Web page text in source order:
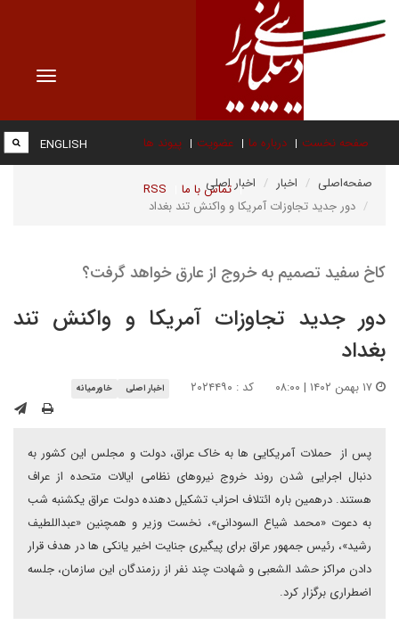
Toggle
صفحه نخست درباره ما عضویت پیوند ها
تماس با ما RSS
ENGLISH
صفحه‌اصلی اخبار
اخبار اصلی
دور جدید تجاوزات آمریکا و واکنش تند بغداد
کاخ سفید تصمیم به خروج از عارق خواهد گرفت؟
دور جدید تجاوزات آمریکا و واکنش تند
بغداد
کد : ۲۰۲۴۴۹۰ اخبار اصلی خاورمیانه
پس از حملات آمریکایی ها به خاک عراق، دولت و مجلس این کشور به
دنبال اجرایی شدن روند خروج نیروهای نظامی ایالات متحده از عراف
هستند. درهمین باره ائتلاف احزاب تشکیل دهنده دولت عراق یکشنبه شب
به دعوت «محمد شیاع السودانی»، نخست وزیر و همچنین «عبداللطیف
رشید»، ‌رئیس جمهور عراق برای پیگیری جنایت اخیر یانکی ها در هدف قرار
دادن مراکز حشد الشعبی و شهادت چند نفر از رزمندگان این سازمان، جلسه
اضطراری برگزار کرد.